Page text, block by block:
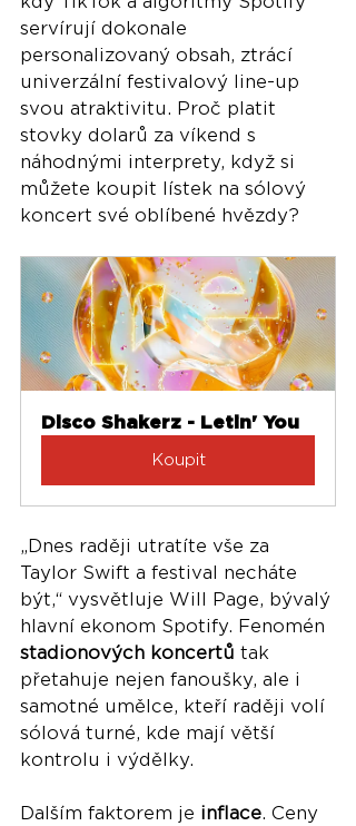
servírují dokonale
personalizovaný obsah, ztrácí
univerzální festivalový line-up
svou atraktivitu. Proč platit
stovky dolarů za víkend s
náhodnými interprety, když si
můžete koupit lístek na sólový
koncert své oblíbené hvězdy?
Disco Shakerz - Letin' You
Koupit
„Dnes raději utratíte vše za
Taylor Swift a festival necháte
být,“ vysvětluje Will Page, bývalý
hlavní ekonom Spotify. Fenomén
stadionových koncertů tak
přetahuje nejen fanoušky, ale i
samotné umělce, kteří raději volí
sólová turné, kde mají větší
kontrolu i výdělky.
Dalším faktorem je inflace. Ceny